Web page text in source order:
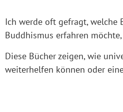
Ich werde oft gefragt, welche
Buddhismus erfahren
Diese Bücher zeigen, wie
weiterhelfen können oder